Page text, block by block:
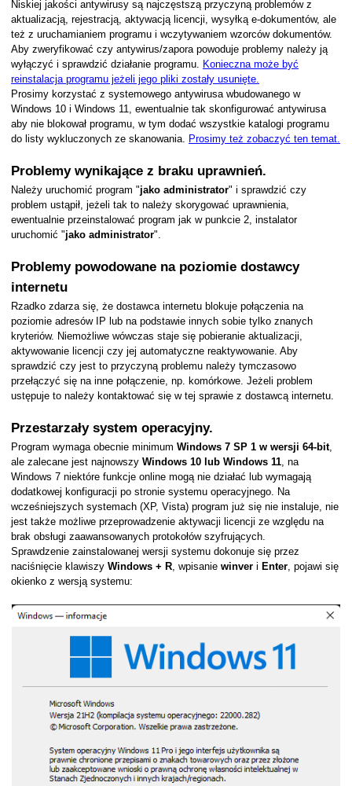
Niskiej jakości antywirusy są najczęstszą przyczyną problemów z
aktualizacją, rejestracją, aktywacją licencji, wysyłką e-dokumentów, ale
też z uruchamianiem programu i wczytywaniem wzorców dokumentów.
Aby zweryfikować czy antywirus/zapora powoduje problemy należy ją
wyłączyć i sprawdzić działanie programu. Konieczna może być
reinstalacja programu jeżeli jego pliki zostały usunięte.
Prosimy korzystać z systemowego antywirusa wbudowanego w
Windows 10 i Windows 11, ewentualnie tak skonfigurować antywirusa
aby nie blokował programu, w tym dodać wszystkie katalogi programu
do listy wykluczonych ze skanowania. Prosimy też zobaczyć ten temat.
Problemy wynikające z braku uprawnień.
Należy uruchomić program "jako administrator" i sprawdzić czy
problem ustąpił, jeżeli tak to należy skorygować uprawnienia,
ewentualnie przeinstalować program jak w punkcie 2, instalator
uruchomić "jako administrator".
Problemy powodowane na poziomie dostawcy
internetu
Rzadko zdarza się, że dostawca internetu blokuje połączenia na
poziomie adresów IP lub na podstawie innych sobie tylko znanych
kryteriów. Niemożliwe wówczas staje się pobieranie aktualizacji,
aktywowanie licencji czy jej automatyczne reaktywowanie. Aby
sprawdzić czy jest to przyczyną problemu należy tymczasowo
przełączyć się na inne połączenie, np. komórkowe. Jeżeli problem
ustępuje to należy kontaktować się w tej sprawie z dostawcą internetu.
Przestarzały system operacyjny.
Program wymaga obecnie minimum Windows 7 SP 1 w wersji 64-bit,
ale zalecane jest najnowszy Windows 10 lub Windows 11, na
Windows 7 niektóre funkcje online mogą nie działać lub wymagają
dodatkowej konfiguracji po stronie systemu operacyjnego. Na
wcześniejszych systemach (XP, Vista) program już się nie instaluje, nie
jest także możliwe przeprowadzenie aktywacji licencji ze względu na
brak obsługi zaawansowanych protokołów szyfrujących.
Sprawdzenie zainstalowanej wersji systemu dokonuje się przez
naciśnięcie klawiszy Windows + R, wpisanie winver i Enter, pojawi się
okienko z wersją systemu: